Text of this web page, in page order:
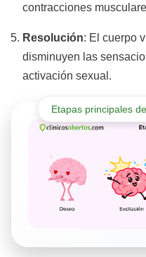
contracciones
Resolución: El cuerpo
disminuyen las
activación sexual.
Etapas principales